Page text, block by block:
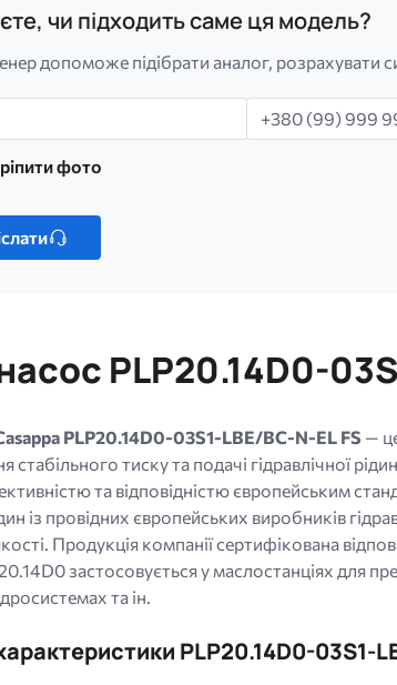
чи підходить саме ця модель?
допоможе підібрати аналог, розрахувати
Телефон
фото
PLP20.14D0-
PLP20.14D0-03S1-LBE/BC-N-EL FS —
стабільного тиску та подачі гідравлічної
та відповідністю європейським
із провідних європейських виробників
Продукція компанії сертифікована
застосовується у маслостанціях для
та ін.
PLP20.14D0-03S1-